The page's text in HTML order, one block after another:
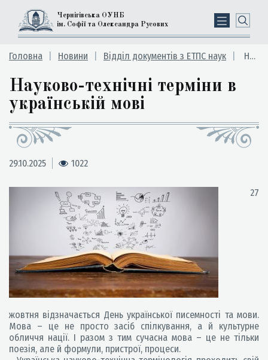
Чернігівська ОУНБ
ім. Софії та Олександра Русових
Головна Новини Відділ документів з ЕТПС наук Науково-технічні терміни в українській мові
Науково-технічні терміни в
українській мові
29.10.2025 1022
27
жовтня відзначається День української писемності та мови.
Мова – це не просто засіб спілкування, а й культурне
обличчя нації. І разом з тим сучасна мова – це не тільки
поезія, але й формули, пристрої, процеси.